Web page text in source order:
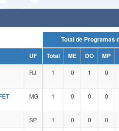
UF Total ME DO MP
RJ 1 0 1 0
MG 1 0 0 0
SP 1 0 0 0